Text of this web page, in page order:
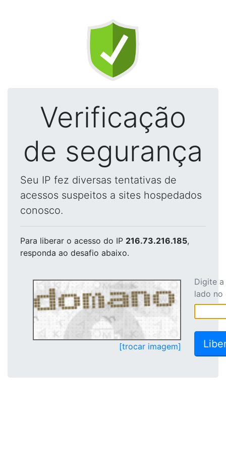
Verificação
de segurança
Seu IP fez diversas tentativas de
acessos suspeitos a sites hospedados
conosco.
Para liberar o acesso do IP 216.73.216.185,
responda ao desafio abaixo.
[trocar imagem]
Digite
lado no